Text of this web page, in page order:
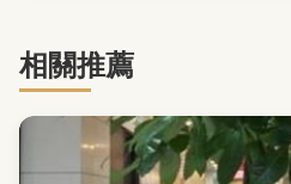
相關推薦